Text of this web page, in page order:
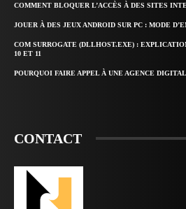
COMMENT BLOQUER L’ACCÈS À DES SITES
JOUER À DES JEUX ANDROID SUR PC : MODE
COM SURROGATE (DLLHOST.EXE) :
10 ET 11
POURQUOI FAIRE APPEL À UNE AGENCE
CONTACT